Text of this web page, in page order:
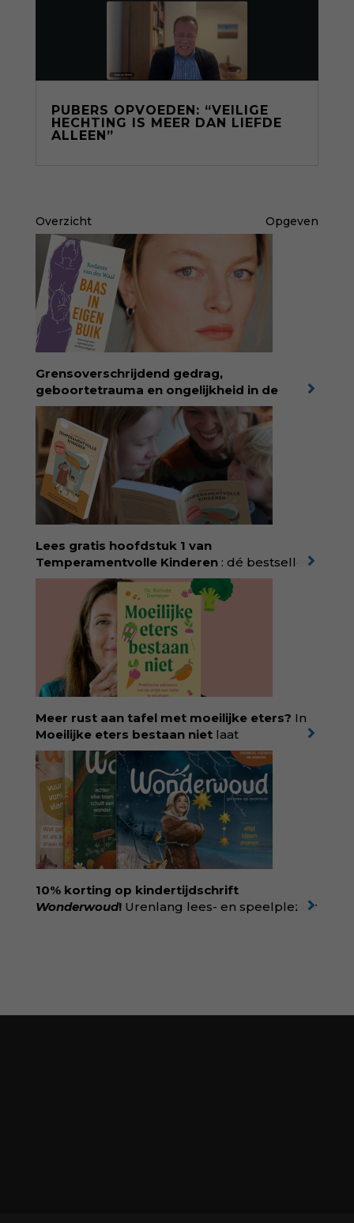
PUBERS OPVOEDEN: “VEILIGE
HECHTING IS MEER DAN LIEFDE
ALLEEN”
Overzicht Opgeven
Grensoverschrijdend gedrag,
geboortetrauma en ongelijkheid in de
geboortezorg:in Baas in eigen buik verbindt
filosoof en vroedvrouw Rodante van der Waal
persoonlijke ervaringen aan structureel
onrecht en introduceert ze reproductieve
rechtvaardigheid als een collectieve, radicale
praktijk van zorg. Voor iedereen die wil
begrijpen wat er speelt rond vruchtbaarheid
en geboorte. Koop het boek via
singeluitgeverijen.nl/nijgh-van-
ditmar/boek/baas-in-eigen-buik
Lees gratis hoofdstuk 1 van
Temperamentvolle Kinderen : dé bestseller
van pedagoog Eva Bronsveld. In het boek
Temperamentvolle kinderen vind je 25 jaar
aan kennis en ervaring. Met ruim 50.000
verkochte exemplaren met recht een
bestseller, waarmee Eva veel gezinnen heeft
kunnen helpen. Ze schrijft met een
liefdevolle kijk op kinderen en veel begrip
voor ouders. Download het hoofdstuk gratis
via:
evabronsveld.plugandpay.nl/r?
id=ZcYxEBJH
Meer rust aan tafel met moeilijke eters? In
Moeilijke eters bestaan niet laat
kinderdiëtist en lactatiekundigeRolinde
Demeyerzien wat er schuilgaat achter
eetgedrag dat ouders zorgen baart. Met
aandacht voor ontwikkeling,
neurodivergentie en medische oorzaken
helpt ze hardnekkige misverstanden los te
laten en maakt ze van eten weer een
moment van verbinding. Bestel via je lokale
boekhandel! Lees meer over Rolinde via
kiind.nl/rolinde
10% korting op kindertijdschrift
Wonderwoud! Urenlang lees- en speelplezier